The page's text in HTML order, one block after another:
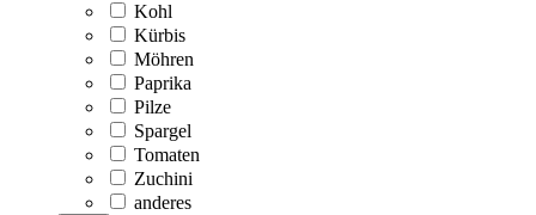
Kohl
Kürbis
Möhren
Paprika
Pilze
Spargel
Tomaten
Zuchini
anderes